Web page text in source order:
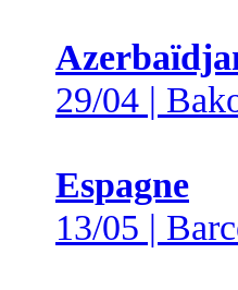
29/04 |
Espagne
13/05 |